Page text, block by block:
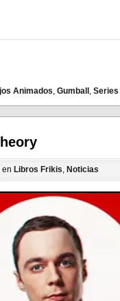
Animados, Gumball, Series
en Libros Frikis, Noticias